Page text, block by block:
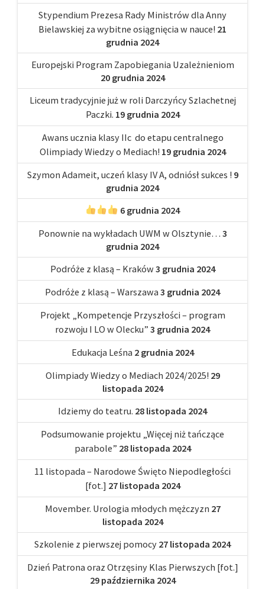
Stypendium Prezesa Rady Ministrów dla Anny
Bielawskiej za wybitne osiągnięcia w nauce! 21
grudnia 2024
Europejski Program Zapobiegania Uzależnieniom
20 grudnia 2024
Liceum tradycyjnie już w roli Darczyńcy Szlachetnej
Paczki. 19 grudnia 2024
Awans ucznia klasy IIc do etapu centralnego
Olimpiady Wiedzy o Mediach! 19 grudnia 2024
Szymon Adameit, uczeń klasy IV A, odniósł sukces ! 9
grudnia 2024
6 grudnia 2024
Ponownie na wykładach UWM w Olsztynie… 3
grudnia 2024
Podróże z klasą – Kraków 3 grudnia 2024
Podróże z klasą – Warszawa 3 grudnia 2024
Projekt „Kompetencje Przyszłości – program
rozwoju I LO w Olecku” 3 grudnia 2024
Edukacja Leśna 2 grudnia 2024
Olimpiady Wiedzy o Mediach 2024/2025! 29
listopada 2024
Idziemy do teatru. 28 listopada 2024
Podsumowanie projektu „Więcej niż tańczące
parabole” 28 listopada 2024
11 listopada – Narodowe Święto Niepodległości
[fot.] 27 listopada 2024
Movember. Urologia młodych mężczyzn 27
listopada 2024
Szkolenie z pierwszej pomocy 27 listopada 2024
Dzień Patrona oraz Otrzęsiny Klas Pierwszych [fot.]
29 października 2024